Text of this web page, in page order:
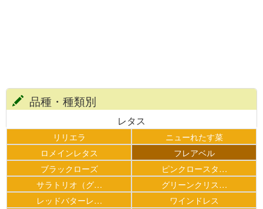
品種・種類別
レタス
リリエラ
ニューれたす菜
ロメインレタス
フレアベル
ブラックローズ
ピンクロースタ…
サラトリオ（グ…
グリーンクリス…
レッドバターレ…
ワインドレス